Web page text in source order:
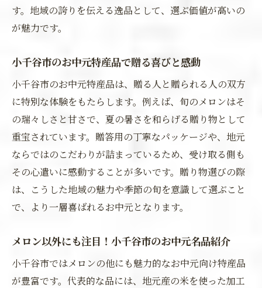
す。地域の誇りを伝える逸品として、選ぶ価値が高いの
が魅力です。
小千谷市のお中元特産品で贈る喜びと感動
小千谷市のお中元特産品は、贈る人と贈られる人の双方
に特別な体験をもたらします。例えば、旬のメロンはそ
の瑞々しさと甘さで、夏の暑さを和らげる贈り物として
重宝されています。贈答用の丁寧なパッケージや、地元
ならではのこだわりが詰まっているため、受け取る側も
その心遣いに感動することが多いです。贈り物選びの際
は、こうした地域の魅力や季節の旬を意識して選ぶこと
で、より一層喜ばれるお中元となります。
メロン以外にも注目！小千谷市のお中元名品紹介
小千谷市ではメロンの他にも魅力的なお中元向け特産品
が豊富です。代表的な品には、地元産の米を使った加工